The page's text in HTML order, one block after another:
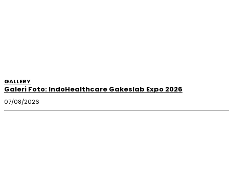
GALLERY
Galeri Foto: IndoHealthcare Gakeslab Expo 2026
07/08/2026